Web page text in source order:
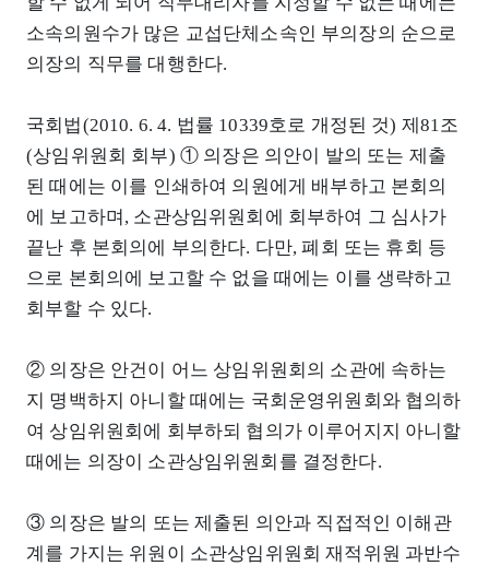
소속의원수가 많은 교섭단체소속인 부의장의 순으로
의장의 직무를 대행한다.
국회법(2010. 6. 4. 법률 10339호로 개정된 것) 제81조
(상임위원회 회부) ① 의장은 의안이 발의 또는 제출
된 때에는 이를 인쇄하여 의원에게 배부하고 본회의
에 보고하며, 소관상임위원회에 회부하여 그 심사가
끝난 후 본회의에 부의한다. 다만, 폐회 또는 휴회 등
으로 본회의에 보고할 수 없을 때에는 이를 생략하고
회부할 수 있다.
② 의장은 안건이 어느 상임위원회의 소관에 속하는
지 명백하지 아니할 때에는 국회운영위원회와 협의하
여 상임위원회에 회부하되 협의가 이루어지지 아니할
때에는 의장이 소관상임위원회를 결정한다.
③ 의장은 발의 또는 제출된 의안과 직접적인 이해관
계를 가지는 위원이 소관상임위원회 재적위원 과반수